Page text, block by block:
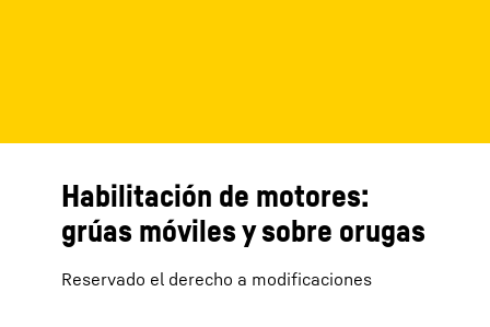
Habilitación de motores:
grúas móviles y sobre orugas
Reservado el derecho a modificaciones